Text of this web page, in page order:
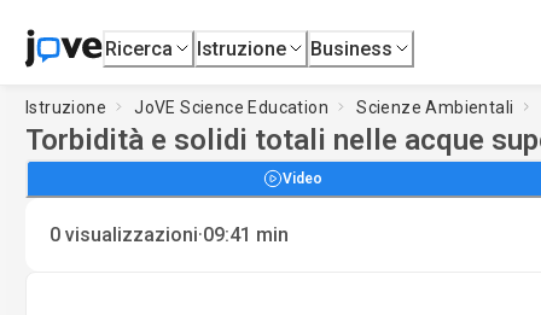
Ricerca Istruzione Business
Istruzione JoVE Science Education Scienze Ambientali
Torbidità e solidi totali nelle acque
Video
0 visualizzazioni·09:41 min